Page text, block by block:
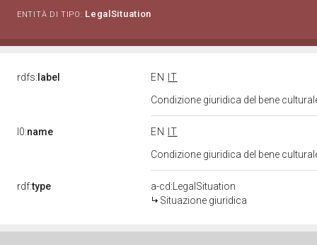
ENTITÀ DI TIPO: LegalSituation
rdfs: label EN
IT
Condizione giuridica del bene
l0:name EN
IT
Condizione giuridica del bene
rdf:type
a-cd:LegalSituation
Situazione giuridica